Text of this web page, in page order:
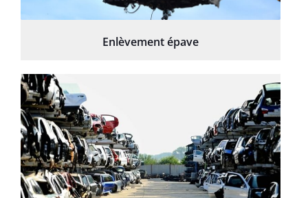
Enlèvement épave